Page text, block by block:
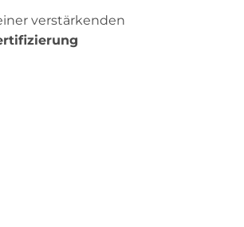
verstärkenden